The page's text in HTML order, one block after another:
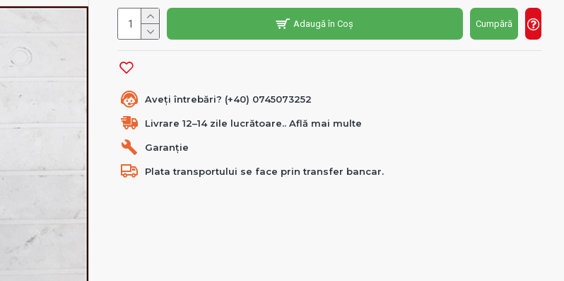
Adaugă în Coș Cumpără
Aveți întrebări? (+40) 0745073252
Livrare 12–14 zile lucrătoare.. Află mai multe
Garanție
Plata transportului se face prin transfer bancar.